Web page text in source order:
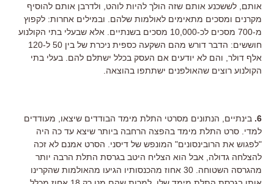
אותם, לששכנע אותם שזה הולך להיות לוהט, ולדרבן אותם להוסיף
מקרנים ומסכים מתאימים לאולמות שלהם. ובמילים אחרות: לקפוץ
מ-700 מסכים לכ-10,000 מסכים בשנתיים. אלא שבעלי בתי הקולנוע
חוששים: הדבר דורש מהם השקעה כספית ניכרת של בין 50 ל-120
אלף דולר, והם לא יודעים אם העסק בכלל ישתלם להם. בעלי בתי
הקולנוע רוצים שהאולפנים ישתתפו בהוצאה.
6. בינתיים, הנתונים מסרטי התלת מימד הבודדים שיצאו, מעודדים
למדי. סרט התלת מימד בהפצה הרחבה ביותר שיצא עד כה היה
"לפגוש את הרובינסונים" המונפש של דיסני. הסרט אמנם לא זכה
להצלחה גדולה, אבל הוא הצליח היטב בגרסת התלת הרבה יותר
מהגרסה השטוחה. 30 אחוז מהכנסותיו הגיעו מהאולמות שהקרינו